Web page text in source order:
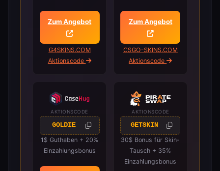
Zum Angebot
G4SKINS.COM
Aktionscode
Zum Angebot
CSGO-SKINS.COM
Aktionscode
AKTIONSCODE
GOLDIE
1$ Guthaben + 20%
Einzahlungsbonus
AKTIONSCODE
GETSKIN
30$ Bonus für Skin-
Tausch + 35%
Einzahlungsbonus